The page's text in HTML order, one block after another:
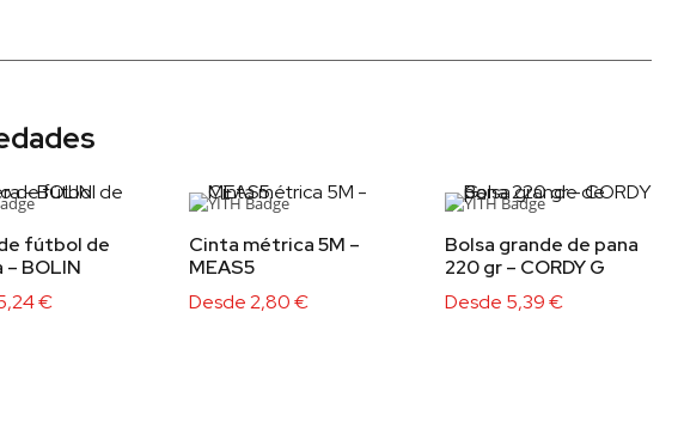
fútbol de
– BOLIN
€
Cinta métrica 5M –
MEAS5
Desde2,80€
Bolsa grande de pana
220 gr – CORDY G
Desde 5,39€